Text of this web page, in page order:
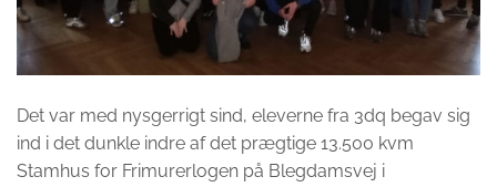
Det var med nysgerrigt sind, eleverne fra 3dq begav sig
ind i det dunkle indre af det prægtige 13.500 kvm
Stamhus for Frimurerlogen på Blegdamsvej i